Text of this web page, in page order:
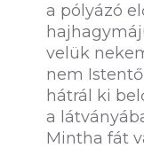
a pólyázó
velük
nem
hátrál ki
a
Mintha fát